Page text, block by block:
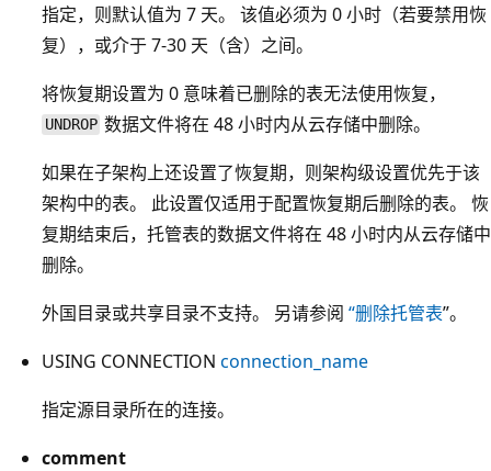
指定，则默认值为 7 天。 该值必须为 0 小时（若要禁用恢
复），或介于 7-30 天（含）之间。
将恢复期设置为 0 意味着已删除的表无法使用恢复，
UNDROP 数据文件将在 48 小时内从云存储中删除。
如果在子架构上还设置了恢复期，则架构级设置优先于该
架构中的表。 此设置仅适用于配置恢复期后删除的表。 恢
复期结束后，托管表的数据文件将在 48 小时内从云存储中
删除。
外国目录或共享目录不支持。 另请参阅 “删除托管表”。
USING CONNECTION connection_name
指定源目录所在的连接。
comment